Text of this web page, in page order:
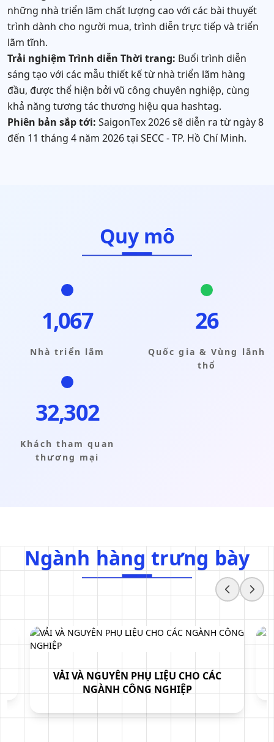
những nhà triển lãm chất lượng cao với các bài thuyết
trình dành cho người mua, trình diễn trực tiếp và triển
lãm tĩnh.
Trải nghiệm Trình diễn Thời trang: Buổi trình diễn
sáng tạo với các mẫu thiết kế từ nhà triển lãm hàng
đầu, được thể hiện bởi vũ công chuyên nghiệp, cùng
khả năng tương tác thương hiệu qua hashtag.
Phiên bản sắp tới: SaigonTex 2026 sẽ diễn ra từ ngày 8
đến 11 tháng 4 năm 2026 tại SECC - TP. Hồ Chí Minh.
Quy mô
1,068
Nhà triển lãm
26
Quốc gia & Vùng lãnh
thổ
32,315
Khách tham quan
thương mại
Ngành hàng trưng bày
Ngành hàng trưng bày
VẢI VÀ NGUYÊN PHỤ LIỆU CHO CÁC
NGÀNH CÔNG NGHIỆP